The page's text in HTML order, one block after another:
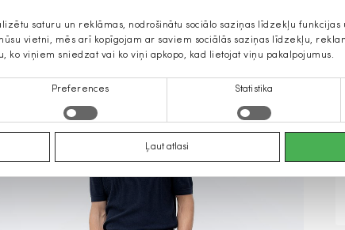
saturu un reklāmas, nodrošinātu sociālo saziņas līdzekļu funkcijas
vietni, mēs arī kopīgojam ar saviem sociālās saziņas līdzekļu,
ko viņiem sniedzat vai ko viņi apkopo, kad lietojat viņu pakalpojumus.
Preferences Statistika
Ļaut atlasi